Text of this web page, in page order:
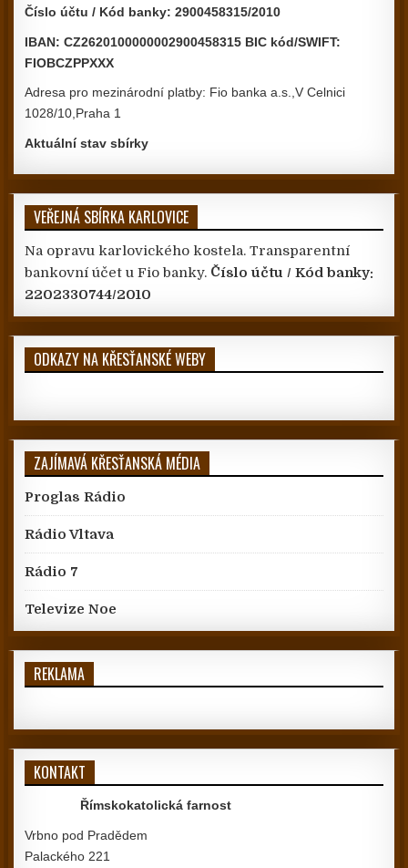
Číslo účtu / Kód banky: 2900458315/2010
IBAN: CZ2620100000002900458315 BIC kód/SWIFT:
FIOBCZPPXXX
Adresa pro mezinárodní platby: Fio banka a.s.,V Celnici
1028/10,Praha 1
Aktuální stav sbírky
VEŘEJNÁ SBÍRKA KARLOVICE
Na opravu karlovického kostela. Transparentní
bankovní účet u Fio banky. Číslo účtu / Kód banky:
2202330744/2010
ODKAZY NA KŘESŤANSKÉ WEBY
ZAJÍMAVÁ KŘESŤANSKÁ MÉDIA
Proglas Rádio
Rádio Vltava
Rádio 7
Televize Noe
REKLAMA
KONTAKT
Římskokatolická farnost
Vrbno pod Pradědem
Palackého 221